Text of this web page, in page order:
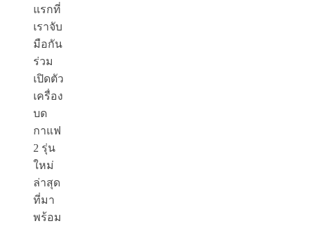
แรกที่
เราจับ
มือกัน
ร่วม
เปิดตัว
เครื่อง
บด
กาแฟ
2 รุ่น
ใหม่
ล่าสุด
ที่มา
พร้อม